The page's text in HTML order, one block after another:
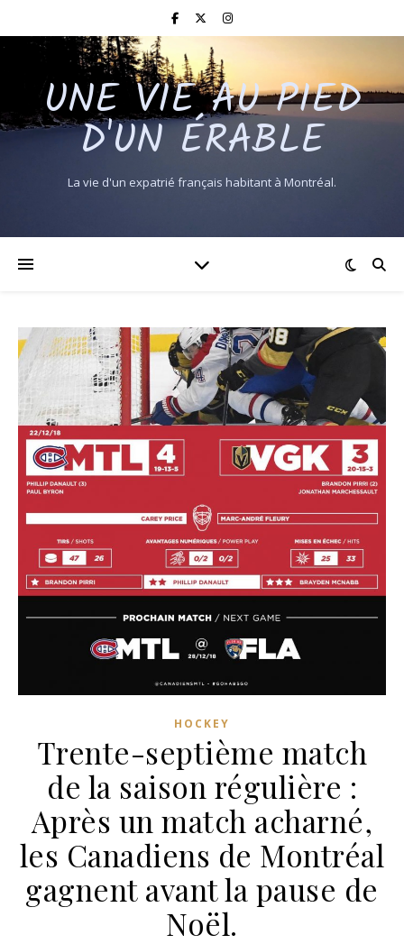
UNE VIE AU PIED
D'UN ÉRABLE
La vie d'un expatrié français habitant à Montréal.
HOCKEY
Trente-septième match
de la saison régulière :
Après un match acharné,
les Canadiens de Montréal
gagnent avant la pause de
Noël.